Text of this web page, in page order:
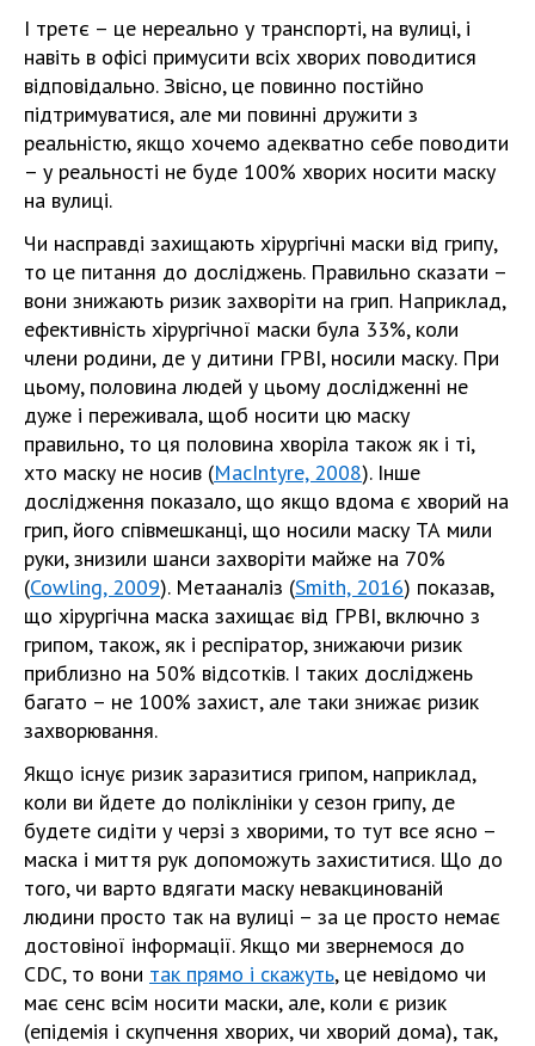
І третє – це нереально у транспорті, на вулиці, і
навіть в офісі примусити всіх хворих поводитися
відповідально. Звісно, це повинно постійно
підтримуватися, але ми повинні дружити з
реальністю, якщо хочемо адекватно себе поводити
– у реальності не буде 100% хворих носити маску
на вулиці.
Чи насправді захищають хірургічні маски від грипу,
то це питання до досліджень. Правильно сказати –
вони знижають ризик захворіти на грип. Наприклад,
ефективність хірургічної маски була 33%, коли
члени родини, де у дитини ГРВІ, носили маску. При
цьому, половина людей у цьому дослідженні не
дуже і переживала, щоб носити цю маску
правильно, то ця половина хворіла також як і ті,
хто маску не носив (MacIntyre, 2008). Інше
дослідження показало, що якщо вдома є хворий на
грип, його співмешканці, що носили маску ТА мили
руки, знизили шанси захворіти майже на 70%
(Cowling, 2009). Метааналіз (Smith, 2016) показав,
що хірургічна маска захищає від ГРВІ, включно з
грипом, також, як і респіратор, знижаючи ризик
приблизно на 50% відсотків. І таких досліджень
багато – не 100% захист, але таки знижає ризик
захворювання.
Якщо існує ризик заразитися грипом, наприклад,
коли ви йдете до поліклініки у сезон грипу, де
будете сидіти у черзі з хворими, то тут все ясно –
маска і миття рук допоможуть захиститися. Що до
того, чи варто вдягати маску невакцинованій
людини просто так на вулиці – за це просто немає
достовіної інформації. Якщо ми звернемося до
CDC, то вони так прямо і скажуть, це невідомо чи
має сенс всім носити маски, але, коли є ризик
(епідемія і скупчення хворих, чи хворий дома), так,